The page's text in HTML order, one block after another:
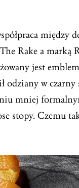
między
Rake a marką
jest
odziany w
mniej
stopy. Czemu